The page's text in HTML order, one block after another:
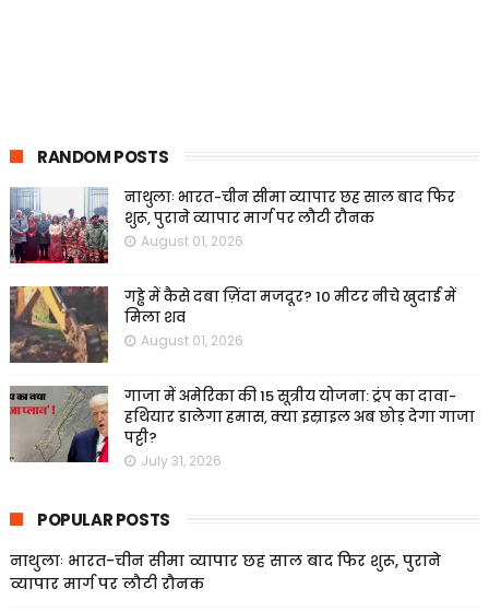
RANDOM POSTS
नाथुलाः भारत-चीन सीमा व्यापार छह साल बाद फिर
शुरू, पुराने व्यापार मार्ग पर लौटी रौनक
August 01, 2026
गड्ढे में कैसे दबा ज़िंदा मजदूर? 10 मीटर नीचे खुदाई में
मिला शव
August 01, 2026
गाजा में अमेरिका की 15 सूत्रीय योजना: ट्रंप का दावा-
हथियार डालेगा हमास, क्या इस्राइल अब छोड़ देगा गाजा
पट्टी?
July 31, 2026
POPULAR POSTS
नाथुलाः भारत-चीन सीमा व्यापार छह साल बाद फिर शुरू, पुराने
व्यापार मार्ग पर लौटी रौनक